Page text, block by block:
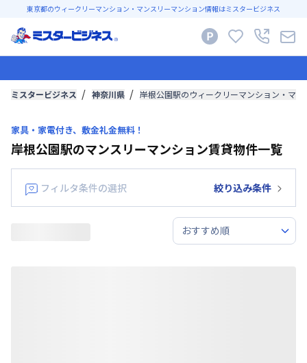
東京都のウィークリーマンション・マンスリーマンション情報はミスタービジネス
ミスタービジネス 神奈川県 岸根公園駅のウィークリーマンション・マ
家具・家電付き、敷金礼金無料！
岸根公園駅のマンスリーマンション賃貸物件一覧
フィルタ条件の選択 絞り込み条件